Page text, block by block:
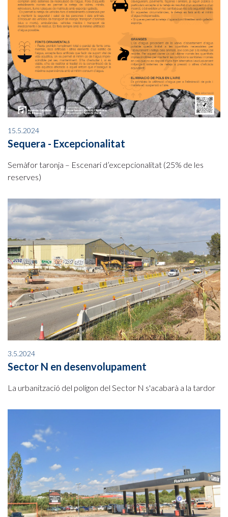
15.5.2024
Sequera - Excepcionalitat
Semàfor taronja – Escenari d’excepcionalitat (25% de les
reserves)
3.5.2024
Sector N en desenvolupament
La urbanització del polígon del Sector N s'acabarà a la tardor